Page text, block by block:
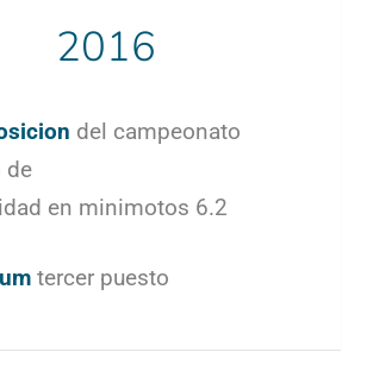
2016
del campeonato
de
en minimotos 6.2
tercer puesto